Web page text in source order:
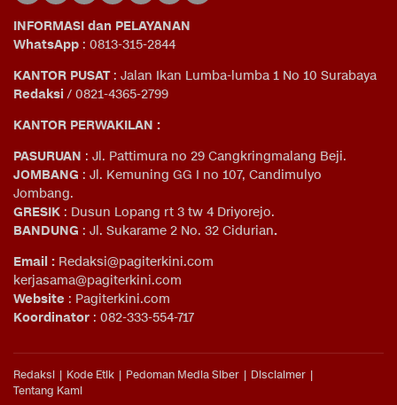
INFORMASI dan PELAYANAN
WhatsApp : 0813-315-2844
KANTOR PUSAT: Jalan Ikan Lumba-lumba 1 No 10 Surabaya
Redaksi / 0821-4365-2799
KANTOR PERWAKILAN :
PASURUAN : Jl. Pattimura no 29 Cangkringmalang Beji.
JOMBANG : Jl. Kemuning GG I no 107, Candimulyo
Jombang.
GRESIK : Dusun Lopang rt 3 tw 4 Driyorejo.
BANDUNG : Jl. Sukarame 2 No. 32 Cidurian.
Email : Redaksi@pagiterkini.com
kerjasama@pagiterkini.com
Website : Pagiterkini.com
Koordinator : 082-333-554-717
Redaksi Kode Etik Pedoman Media Siber
Disclaimer
Tentang Kami